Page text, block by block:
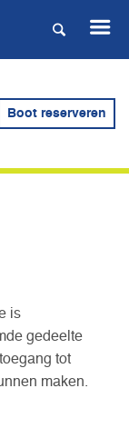
Boot reserveren
is
gedeelte
tot
maken.